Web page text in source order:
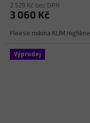
2 529 Kč bez DPH
3 060 Kč
Fleese mikina KLIM Highline
Výprodej